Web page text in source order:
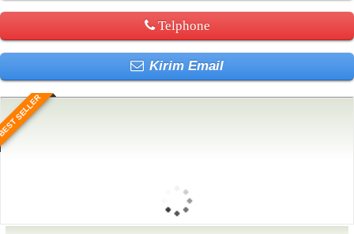
Telphone
Kirim Email
SELLER